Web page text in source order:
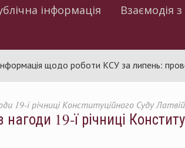
інформація
Взаємодія
щодо роботи КСУ за липень: проведено 94
19-ї річниці Конституційного Суду
19-ї річниці